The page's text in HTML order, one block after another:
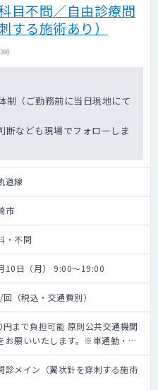
目不問／自由診療問
する施術あり）
制（ご勤務前に当日現地にて
なども現場でフォローしま
道線
市
・不問
10日（月） 9:00～19:00
（税込・交通費別）
円まで負担可能 原則公共交通機関
お願いいたします。※車通勤・タ
要相談
診メイン（翼状針を穿刺する施術